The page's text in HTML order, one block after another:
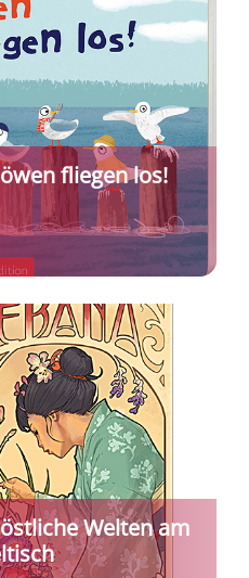
fliegen los!
Welten am